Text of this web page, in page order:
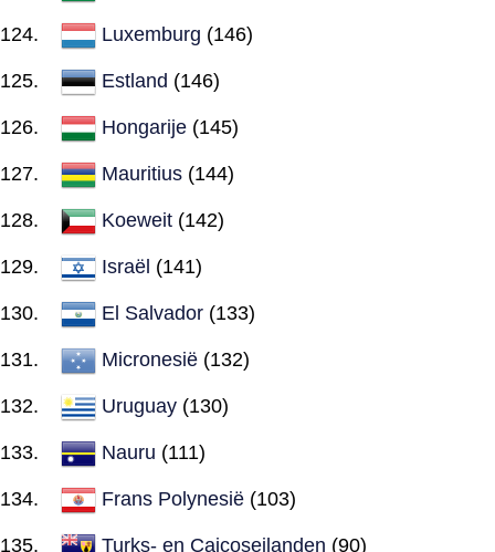
Luxemburg (146)
Estland (146)
Hongarije (145)
Mauritius (144)
Koeweit (142)
Israël (141)
El Salvador (133)
Micronesië (132)
Uruguay (130)
Nauru (111)
Frans Polynesië (103)
Turks- en Caicoseilanden (90)